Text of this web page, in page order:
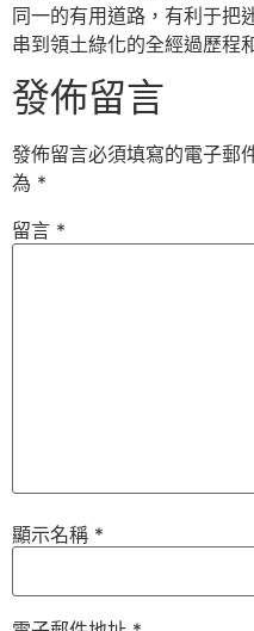
同一的有用道路，有利于把
串到領土綠化的全經過歷程
發佈留言
發佈留言必須填寫的電子郵
為 *
留言 *
顯示名稱 *